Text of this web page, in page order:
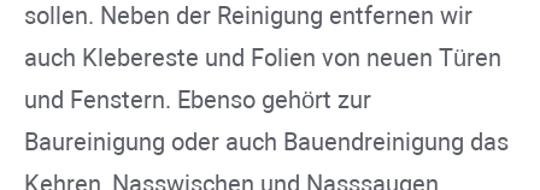
sollen. Neben der Reinigung entfernen wir
auch Klebereste und Folien von neuen Türen
und Fenstern. Ebenso gehört zur
Baureinigung oder auch Bauendreinigung das
Kehren, Nasswischen und Nasssaugen.